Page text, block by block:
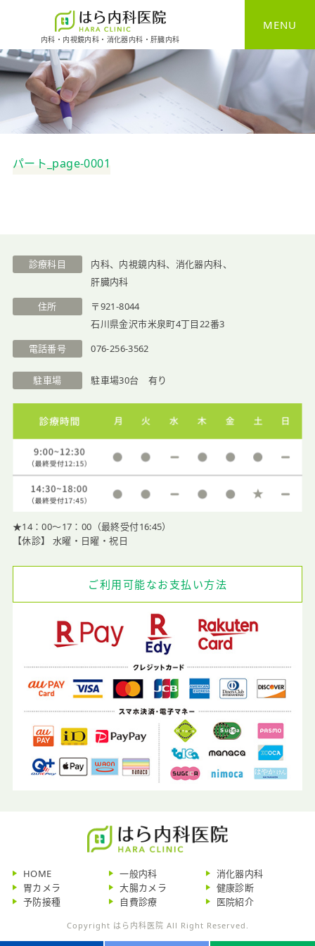
内科・内視鏡内科・消化器内科・肝臓内科
MENU
HOME
一般内科
消化器内科
自費診療
医院紹介
パート_page-0001
診療科目
内科、内視鏡内科、消化器内科、
肝臓内科
住所
〒921-8044
石川県金沢市米泉町4丁目22番3
電話番号
076-256-3562
駐車場 駐車場30台 有り
★14：00〜17：00（最終受付16:45）
【休診】 水曜・日曜・祝日
ご利用可能なお支払い方法
HOME 一般内科
消化器内科
胃カメラ
大腸カメラ
健康診断
予防接種
自費診療 医院紹介
Copyright はら内科医院 All Right Reserved.